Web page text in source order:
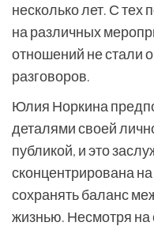
несколько лет. С тех
на различных
отношений не стали
разговоров.
Юлия Норкина
деталями своей
публикой, и это
сконцентрирована
сохранять баланс
жизнью. Несмотря на